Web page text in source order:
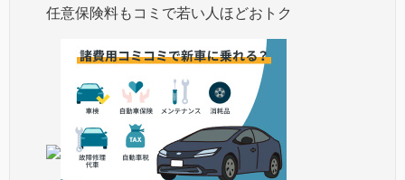
任意保険料もコミで若い人ほどおトク